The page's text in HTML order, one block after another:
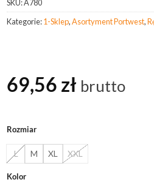
SKU:A780
Kategorie:1-Sklep,Asortyment Portwest,
69,56 zł brutto
Rozmiar
L M XL XXL
Kolor